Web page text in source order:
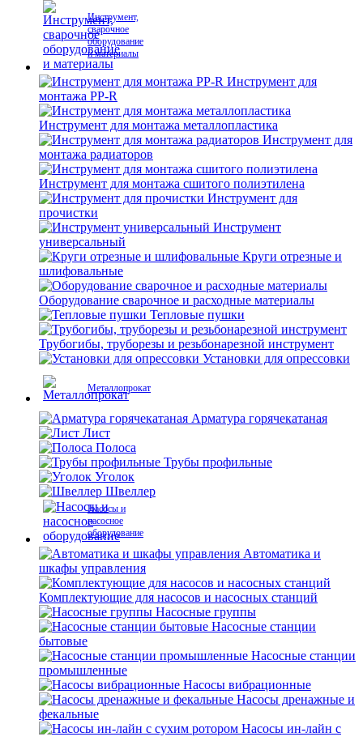
Инструмент,
сварочное
оборудование
и материалы
Инструмент для
монтажа PP-R
Инструмент для монтажа металлопластика
Инструмент для
монтажа радиаторов
Инструмент для монтажа сшитого полиэтилена
Инструмент для
прочистки
Инструмент
универсальный
Круги отрезные и
шлифовальные
Оборудование сварочное и расходные материалы
Тепловые пушки
Трубогибы, труборезы и резьбонарезной инструмент
Установки для опрессовки
Металлопрокат
Арматура горячекатаная
Лист
Полоса
Трубы профильные
Уголок
Швеллер
Насосы и
насосное
оборудование
Автоматика и
шкафы управления
Комплектующие для насосов и насосных станций
Насосные группы
Насосные станции
бытовые
Насосные станции
промышленные
Насосы вибрационные
Насосы дренажные и
фекальные
Насосы ин-лайн с